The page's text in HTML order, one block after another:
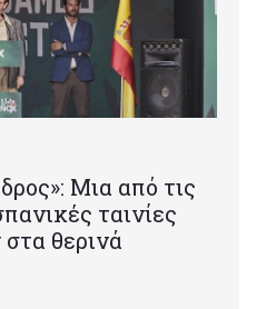
Mια από τις
ταινίες
θερινά